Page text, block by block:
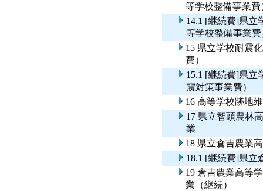
等学校整備事業費
14.1 [継続費]県立
等学校整備事業
15 県立学校耐震
費）
15.1 [継続費]県立
震対策事業費）
16 高等学校跡地
17 県立智頭農林
業
18 県立倉吉農業
18.1 [継続費]県立
19 倉吉農業高等
業（継続）